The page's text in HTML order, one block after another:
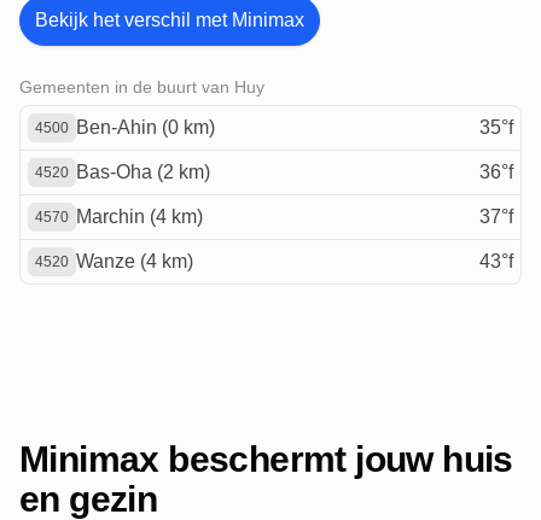
Bekijk het verschil met Minimax
Gemeenten in de buurt van Huy
4500 Ben-Ahin (0 km) 35°f
4520 Bas-Oha (2 km) 36°f
4570 Marchin (4 km) 37°f
4520 Wanze (4 km) 43°f
Minimax beschermt jouw huis
en gezin